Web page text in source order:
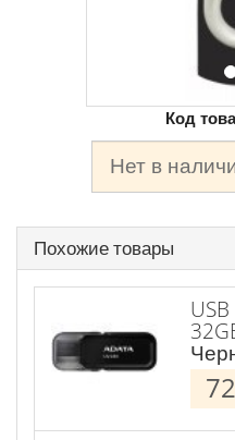
Код
Нет в
Похожие товары